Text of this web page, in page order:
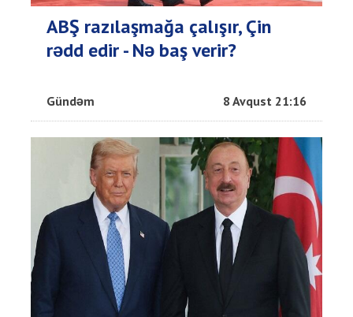
ABŞ razılaşmağa çalışır, Çin
rədd edir - Nə baş verir?
Gündəm 8 Avqust 21:16